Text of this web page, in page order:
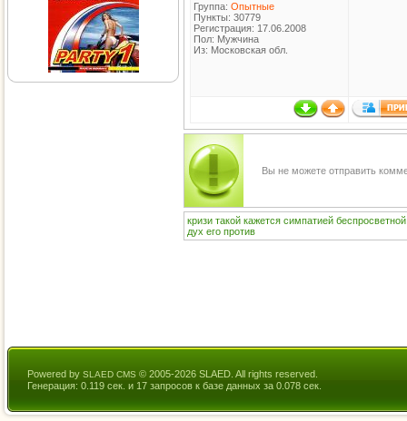
Группа: Опытные
Пункты: 30779
Регистрация: 17.06.2008
Пол: Мужчина
Из: Московская обл.
Вы не можете отправить
кризи такой кажется симпатией беспросветной
дух его против
Powered by SLAED CMS © 2005-2026 SLAED. All rights reserved.
Генерация: 0.119 сек. и 17 запросов к базе данных за 0.078 сек.